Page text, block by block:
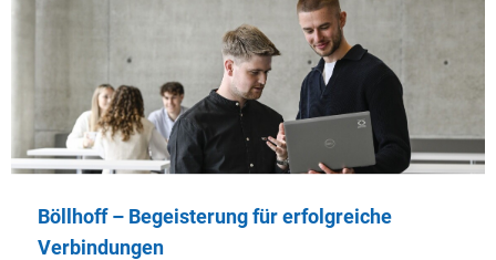
Böllhoff – Begeisterung für erfolgreiche
Verbindungen